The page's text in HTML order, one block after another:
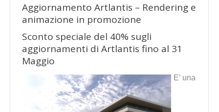
Aggiornamento Artlantis – Rendering e
animazione in promozione
Sconto speciale del 40% sugli
aggiornamenti di Artlantis fino al 31
Maggio
E’ una